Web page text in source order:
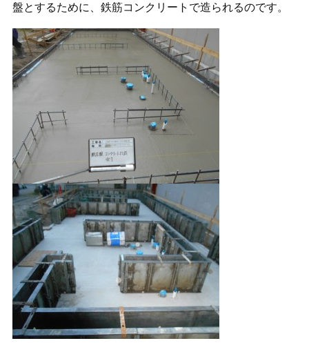
盤とするために、鉄筋コンクリートで造られるのです。